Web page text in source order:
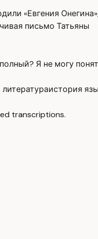
«Евгения
письмо Татьяны
Я не могу
литератураистория
transcriptions.